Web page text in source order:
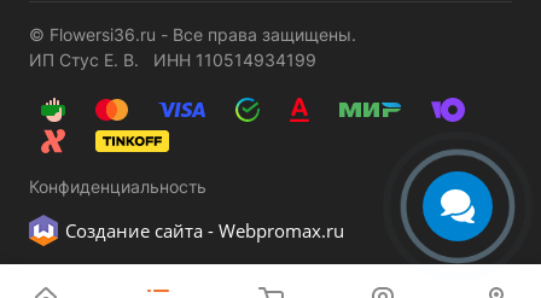
© Flowersi36.ru - Все права защищены.
ИП Стус Е. В. ИНН 110514934199
Конфиденциальность
Создание сайта - Webpromax.ru